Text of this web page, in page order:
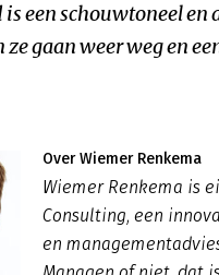
is een schouwtoneel
ze gaan weer weg en
Over Wiemer Renkema
Wiemer Renkema is
Consulting, een
en